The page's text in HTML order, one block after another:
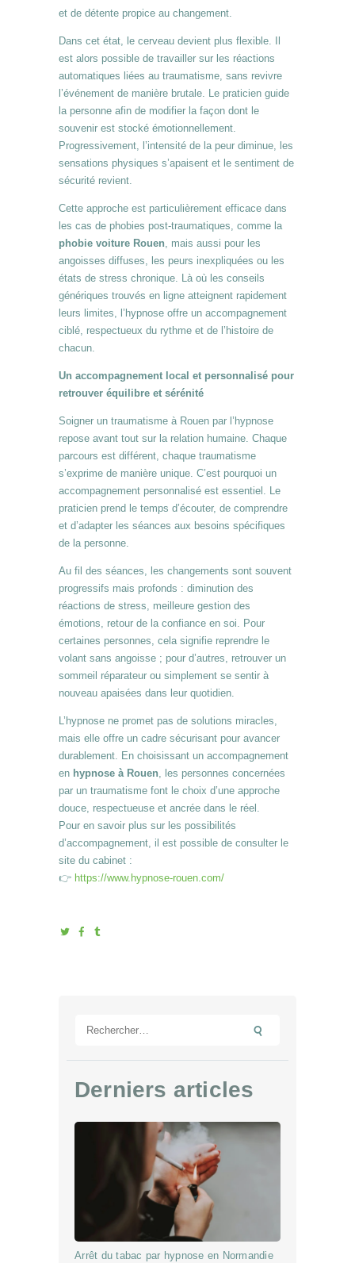
et de détente propice au changement.
Dans cet état, le cerveau devient plus flexible. Il
est alors possible de travailler sur les réactions
automatiques liées au traumatisme, sans revivre
l’événement de manière brutale. Le praticien guide
la personne afin de modifier la façon dont le
souvenir est stocké émotionnellement.
Progressivement, l’intensité de la peur diminue, les
sensations physiques s’apaisent et le sentiment de
sécurité revient.
Cette approche est particulièrement efficace dans
les cas de phobies post-traumatiques, comme la
phobie voiture Rouen, mais aussi pour les
angoisses diffuses, les peurs inexpliquées ou les
états de stress chronique. Là où les conseils
génériques trouvés en ligne atteignent rapidement
leurs limites, l’hypnose offre un accompagnement
ciblé, respectueux du rythme et de l’histoire de
chacun.
Un accompagnement local et personnalisé pour
retrouver équilibre et sérénité
Soigner un traumatisme à Rouen par l’hypnose
repose avant tout sur la relation humaine. Chaque
parcours est différent, chaque traumatisme
s’exprime de manière unique. C’est pourquoi un
accompagnement personnalisé est essentiel. Le
praticien prend le temps d’écouter, de comprendre
et d’adapter les séances aux besoins spécifiques
de la personne.
Au fil des séances, les changements sont souvent
progressifs mais profonds : diminution des
réactions de stress, meilleure gestion des
émotions, retour de la confiance en soi. Pour
certaines personnes, cela signifie reprendre le
volant sans angoisse ; pour d’autres, retrouver un
sommeil réparateur ou simplement se sentir à
nouveau apaisées dans leur quotidien.
L’hypnose ne promet pas de solutions miracles,
mais elle offre un cadre sécurisant pour avancer
durablement. En choisissant un accompagnement
en hypnose à Rouen, les personnes concernées
par un traumatisme font le choix d’une approche
douce, respectueuse et ancrée dans le réel.
Pour en savoir plus sur les possibilités
d’accompagnement, il est possible de consulter le
site du cabinet :
👉 https://www.hypnose-rouen.com/
Derniers articles
Arrêt du tabac par hypnose en Normandie